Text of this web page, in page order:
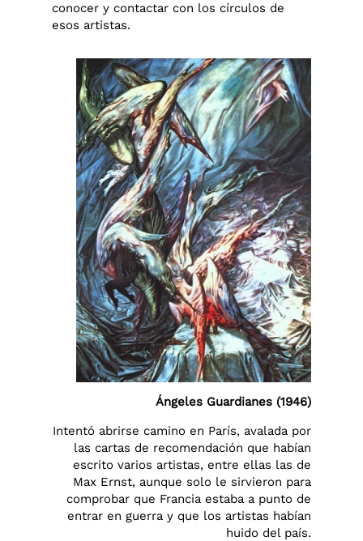
conocer y contactar con los círculos de
esos artistas.
Ángeles Guardianes (1946)
Intentó abrirse camino en París, avalada por
las cartas de recomendación que habían
escrito varios artistas, entre ellas las de
Max Ernst, aunque solo le sirvieron para
comprobar que Francia estaba a punto de
entrar en guerra y que los artistas habían
huido del país.